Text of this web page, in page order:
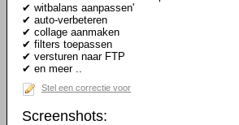
✔ witbalans aanpassen'
✔ auto-verbeteren
✔ collage aanmaken
✔ filters toepassen
✔ versturen naar FTP
✔ en meer ..
Stel een correctie voor
Screenshots: